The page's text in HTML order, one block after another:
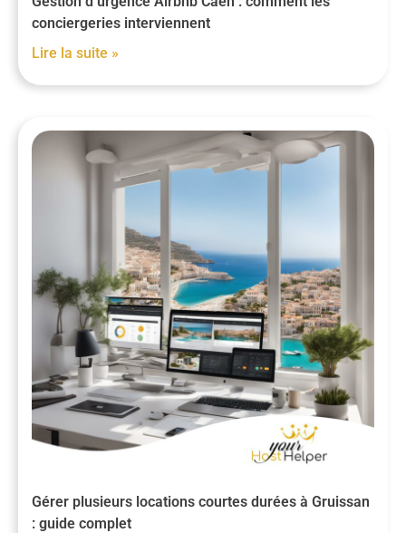
conciergeries interviennent
Lire la suite »
Gérer plusieurs locations courtes durées à Gruissan
: guide complet